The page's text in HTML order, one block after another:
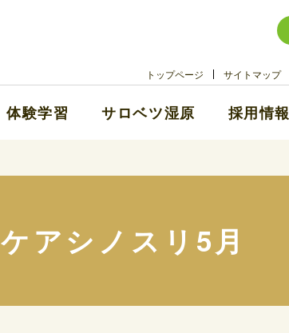
トップページ サイトマップ
体験学習 サロベツ湿原 採用情報
ケアシノスリ5月